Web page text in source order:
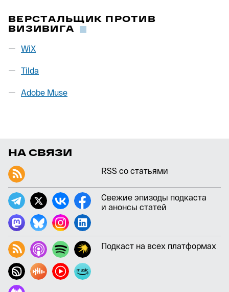
ВЕРСТАЛЬЩИК ПРОТИВ
ВИЗИВИГА
WiX
Tilda
Adobe Muse
НА СВЯЗИ
RSS со статьями
Свежие эпизоды подкаста
и анонсы статей
Подкаст на всех платформах